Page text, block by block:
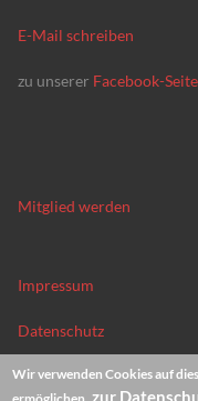
E-Mail schreiben
zu unserer Facebook-Seite
Mitglied werden
Impressum
Datenschutz
News-Archiv
Wir verwenden Cookies auf
zur